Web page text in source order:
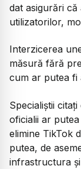
dat asigurări
utilizatorilor,
Interzicerea
măsură fără
cum ar putea fi
Specialiștii
oficialii ar
elimine TikTok
putea, de
infrastructura